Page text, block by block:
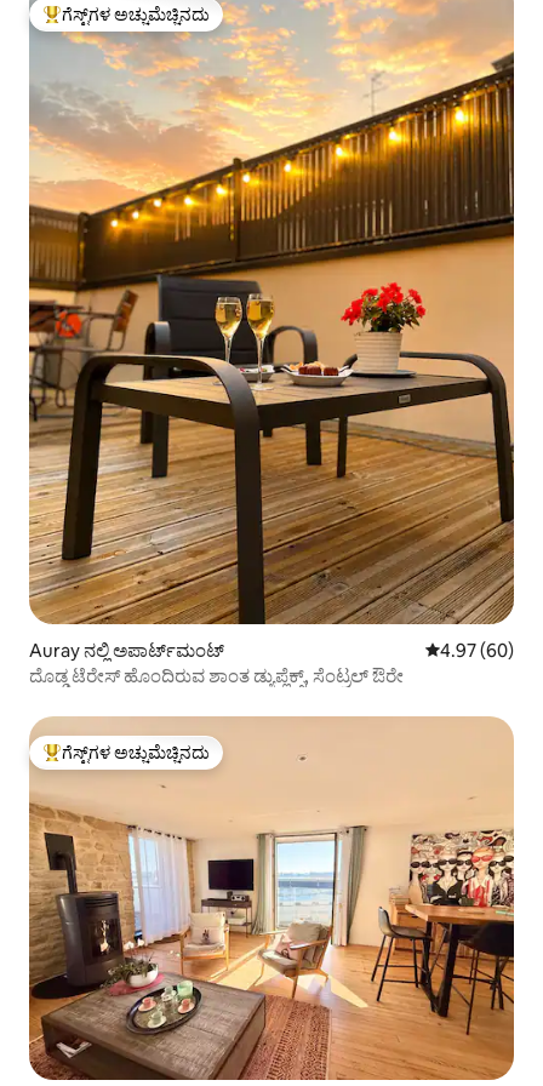
ಗೆಸ್ಟ್‌ಗಳಿಗೆ ಅತಿ ಹೆಚ್ಚು ಅಚ್ಚುಮೆಚ್ಚಿನದು
ಗೆಸ್ಟ್‌ಗಳ ಅಚ್ಚುಮೆಚ್ಚಿನದು
Auray ನಲ್ಲಿ ಅಪಾರ್ಟ್‌ಮಂಟ್ 5 ರಲ್ಲಿ 4.97
4.97 (60)
ದೊಡ್ಡ ಟೆರೇಸ್ ಹೊಂದಿರುವ ಶಾಂತ ಡ್ಯುಪ್ಲೆಕ್ಸ್, ಸೆಂಟ್ರಲ್ ಔರೇ
ಗೆಸ್ಟ್‌ಗಳಿಗೆ ಅತಿ ಹೆಚ್ಚು ಅಚ್ಚುಮೆಚ್ಚಿನದು
ಗೆಸ್ಟ್‌ಗಳ ಅಚ್ಚುಮೆಚ್ಚಿನದು